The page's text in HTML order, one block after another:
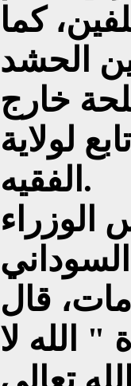
كما
الحشد
خارج
لولاية
الفقيه.
الوزراء
قال
" الله لا